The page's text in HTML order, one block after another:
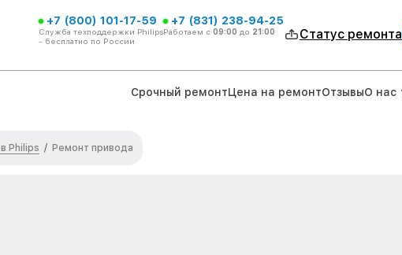
+7 (800) 101-17-59
Служба техподдержки Philips
- бесплатно по России
+7 (831) 238-94-25
Работаем с 09:00 до 21:00 Статус ремонта
Срочный ремонтЦена на ремонтОтзывыО нас
Philips / Ремонт привода